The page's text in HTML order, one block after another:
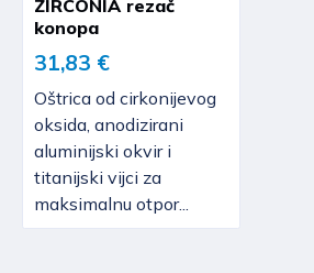
ZIRCONIA rezač
konopa
31,83 €
Oštrica od cirkonijevog
oksida, anodizirani
aluminijski okvir i
titanijski vijci za
maksimalnu otpor...